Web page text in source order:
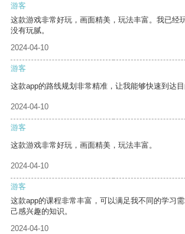
游客
这款游戏非常好玩，画面精美，玩法丰富。我已经
没有玩腻。
2024-04-10
游客
这款app的路线规划非常精准，让我能够快速到达目
2024-04-10
游客
这款游戏非常好玩，画面精美，玩法丰富。
2024-04-10
游客
这款app的课程非常丰富，可以满足我不同的学习
己感兴趣的知识。
2024-04-10